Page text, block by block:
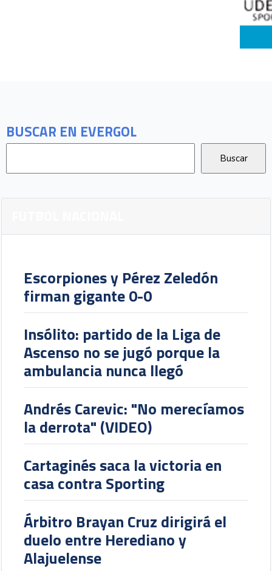
BUSCAR EN EVERGOL
Escorpiones y Pérez Zeledón
firman gigante 0-0
Insólito: partido de la Liga de
Ascenso no se jugó porque la
ambulancia nunca llegó
Andrés Carevic: "No merecíamos
la derrota" (VIDEO)
Cartaginés saca la victoria en
casa contra Sporting
Árbitro Brayan Cruz dirigirá el
duelo entre Herediano y
Alajuelense